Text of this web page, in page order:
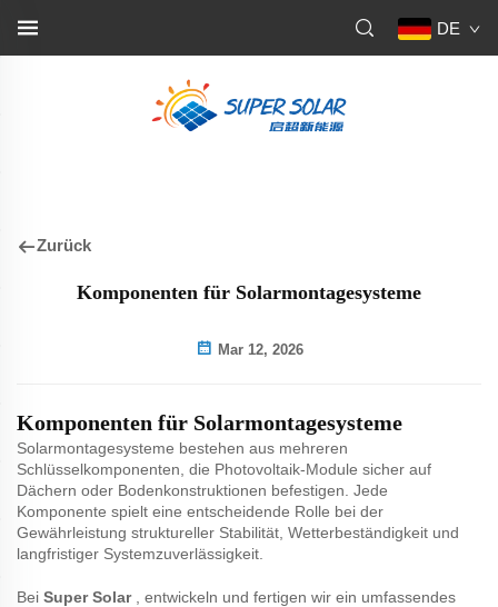
DE
Zurück
Komponenten für Solarmontagesysteme
Mar 12, 2026
Komponenten für Solarmontagesysteme
Solarmontagesysteme bestehen aus mehreren
Schlüsselkomponenten, die Photovoltaik-Module sicher auf
Dächern oder Bodenkonstruktionen befestigen. Jede
Komponente spielt eine entscheidende Rolle bei der
Gewährleistung struktureller Stabilität, Wetterbeständigkeit und
langfristiger Systemzuverlässigkeit.
Bei Super Solar
, entwickeln und fertigen wir ein umfassendes